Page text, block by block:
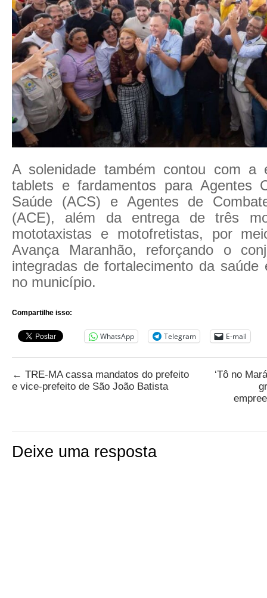
A solenidade também contou com a
tablets e fardamentos para Agentes
Saúde (ACS) e Agentes de
(ACE), além da entrega de três
mototaxistas e motofretistas, por
Avança Maranhão, reforçando o
integradas de fortalecimento da saúde
no município.
Compartilhe isso:
WhatsApp Telegram E-mail
← TRE-MA cassa mandatos do prefeito
e vice-prefeito de São João Batista
‘Tô no
Deixe uma resposta